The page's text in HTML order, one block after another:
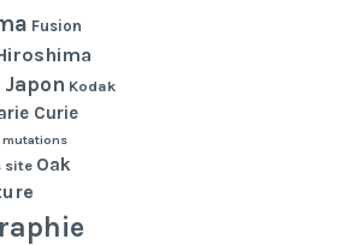
Fusion
Japon Kodak
Curie
mutations
site Oak